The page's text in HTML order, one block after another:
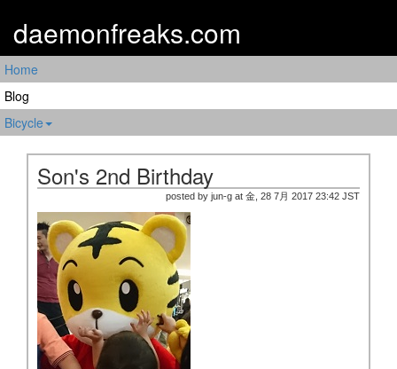
daemonfreaks.com
Home
Blog
Bicycle
Son's 2nd Birthday
posted by jun-g at 金, 28 7月 2017 23:42 JST